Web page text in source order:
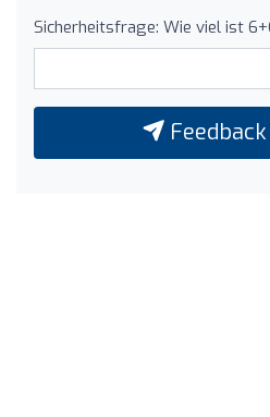
Sicherheitsfrage: Wie viel ist